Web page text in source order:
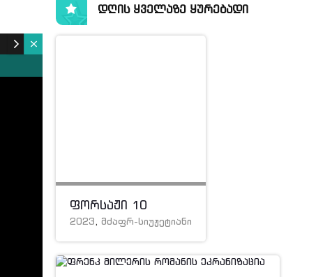
დღის ყველაზე ყურებადი
ფორსაჟი 10
2023, მძაფრ-სიუჟეტიანი